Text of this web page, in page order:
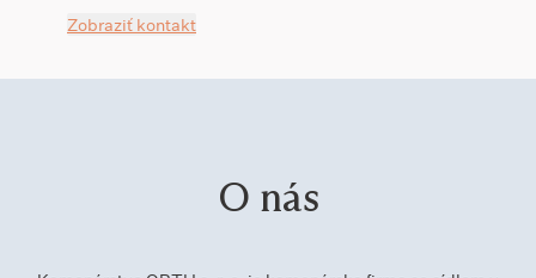
Zobraziť kontakt
O nás